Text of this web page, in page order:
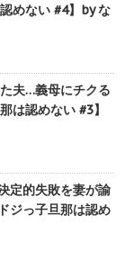
めない #4】by な
夫…義母にチクる
は認めない #3】
定的失敗を妻が諭
ジっ子旦那は認め